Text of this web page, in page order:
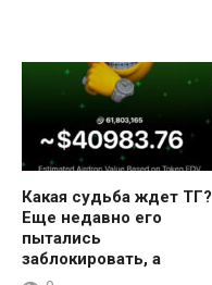
Какая судьба ждет ТГ?
Еще недавно его
пытались
заблокировать, а